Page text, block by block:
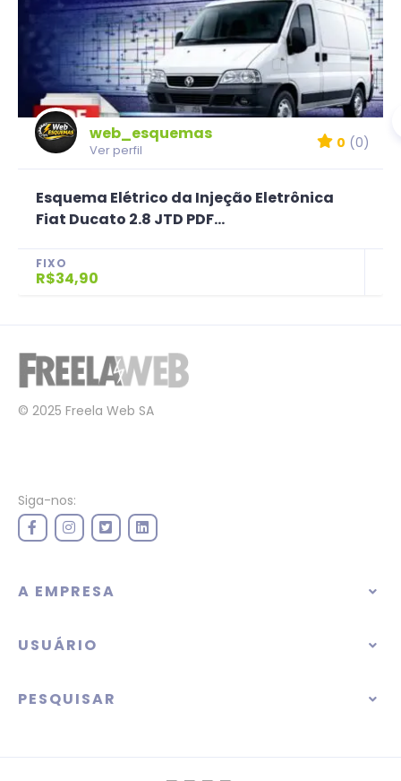
web_esquemas
Ver perfil 0 (0)
Esquema Elétrico da Injeção Eletrônica
Fiat Ducato 2.8 JTD PDF...
FIXO
R$34,90
© 2025 Freela Web SA
Siga-nos:
A EMPRESA
USUÁRIO
PESQUISAR